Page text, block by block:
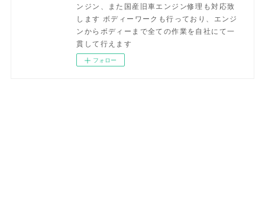
ンジン、また国産旧車エンジン修理も対応致
します ボディーワークも行っており、エンジ
ンからボディーまで全ての作業を自社にて一
貫して行えます
フォロー